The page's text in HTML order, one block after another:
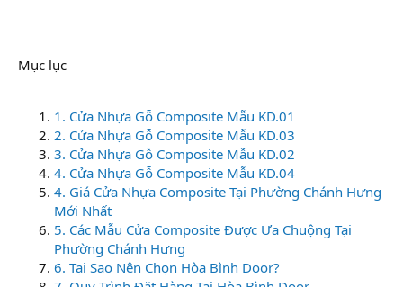
Mục lục
1. Cửa Nhựa Gỗ Composite Mẫu KD.01
2. Cửa Nhựa Gỗ Composite Mẫu KD.03
3. Cửa Nhựa Gỗ Composite Mẫu KD.02
4. Cửa Nhựa Gỗ Composite Mẫu KD.04
4. Giá Cửa Nhựa Composite Tại Phường Chánh Hưng
Mới Nhất
5. Các Mẫu Cửa Composite Được Ưa Chuộng Tại
Phường Chánh Hưng
6. Tại Sao Nên Chọn Hòa Bình Door?